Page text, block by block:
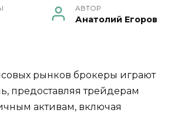
АВТОР
Анатолий Егоров
рынков брокеры играют
предоставляя трейдерам
активам, включая